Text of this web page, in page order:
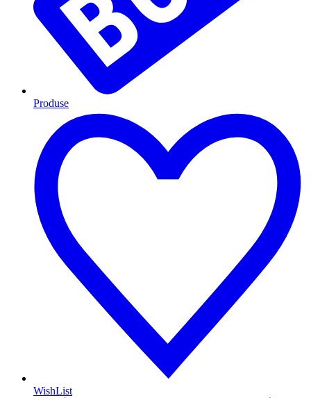
Produse
WishList